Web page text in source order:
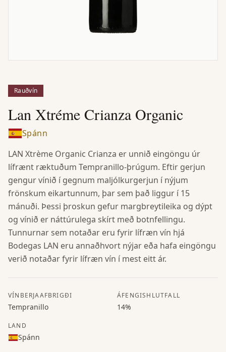
Rauðvín
Lan Xtréme Crianza Organic
Spánn
LAN Xtrème Organic Crianza er unnið eingöngu úr
lífrænt ræktuðum Tempranillo-þrúgum. Eftir gerjun
gengur vínið í gegnum maljólkurgerjun í nýjum
frönskum eikartunnum, þar sem það liggur í 15
mánuði. Þessi þroskun gefur margbreytileika og dýpt
og vínið er náttúrulega skírt með botnfellingu.
Tunnurnar sem notaðar eru fyrir lífræn vín hjá
Bodegas LAN eru annaðhvort nýjar eða hafa eingöngu
verið notaðar fyrir lífræn vín í mest eitt ár.
VÍNBERJAAFBRIGÐI
Tempranillo
ÁFENGISHLUTFALL
14%
LAND
Spánn